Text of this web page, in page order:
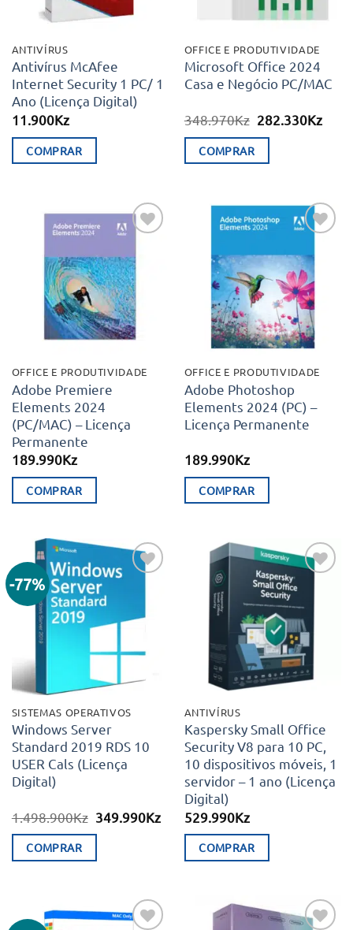
ANTIVÍRUS
Antivírus McAfee
Internet Security 1 PC/ 1
Ano (Licença Digital)
11.900Kz
COMPRAR
OFFICE E PRODUTIVIDADE
Microsoft Office 2024
Casa e Negócio PC/MAC
348.970Kz O
era:
282.330KzO
COMPRAR
aos meus
desejos
OFFICE E PRODUTIVIDADE
Adobe Premiere
Elements 2024
(PC/MAC) – Licença
Permanente
189.990Kz
COMPRAR
aos meus
desejos
OFFICE E PRODUTIVIDADE
Adobe Photoshop
Elements 2024 (PC) –
Licença Permanente
189.990Kz
COMPRAR
-77%
desejos
SISTEMAS OPERATIVOS
Windows Server
Standard 2019 RDS 10
USER Cals (Licença
Digital)
1.498.900Kz O
era:
349.990KzO
COMPRAR
Adicionar
aos meus
desejos
ANTIVÍRUS
Kaspersky Small Office
Security V8 para 10 PC,
10 dispositivos móveis, 1
servidor – 1 ano (Licença
Digital)
529.990Kz
COMPRAR